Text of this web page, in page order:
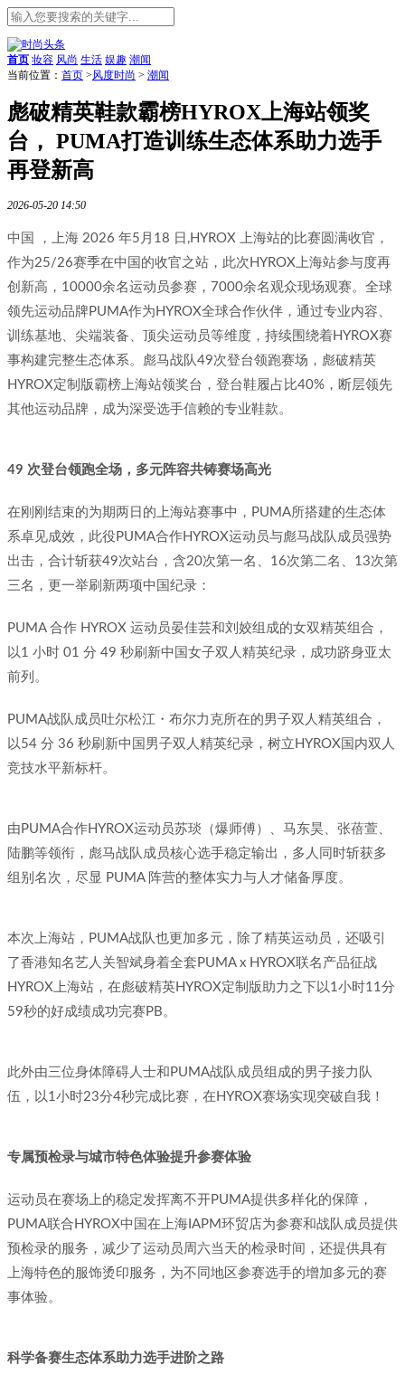
首页 妆容 风尚 生活 娱趣 潮闻
当前位置： 首页 >风度时尚 > 潮闻
彪破精英鞋款霸榜HYROX上海站领奖
台， PUMA打造训练生态体系助力选手
再登新高
2026-05-20 14:50
中国 ，上海 2026 年5月18 日,HYROX 上海站的比赛圆满收官，
作为25/26赛季在中国的收官之站，此次HYROX上海站参与度再
创新高，10000余名运动员参赛，7000余名观众现场观赛。全球
领先运动品牌PUMA作为HYROX全球合作伙伴，通过专业内容、
训练基地、尖端装备、顶尖运动员等维度，持续围绕着HYROX赛
事构建完整生态体系。彪马战队49次登台领跑赛场，彪破精英
HYROX定制版霸榜上海站领奖台，登台鞋履占比40%，断层领先
其他运动品牌，成为深受选手信赖的专业鞋款。
49 次登台领跑全场，多元阵容共铸赛场高光
在刚刚结束的为期两日的上海站赛事中，PUMA所搭建的生态体
系卓见成效，此役PUMA合作HYROX运动员与彪马战队成员强势
出击，合计斩获49次站台，含20次第一名、16次第二名、13次第
三名，更一举刷新两项中国纪录：
PUMA 合作 HYROX 运动员晏佳芸和刘姣组成的女双精英组合，
以1 小时 01 分 49 秒刷新中国女子双人精英纪录，成功跻身亚太
前列。
PUMA战队成员吐尔松江・布尔力克所在的男子双人精英组合，
以54 分 36 秒刷新中国男子双人精英纪录，树立HYROX国内双人
竞技水平新标杆。
由PUMA合作HYROX运动员苏琰（爆师傅）、马东昊、张蓓萱、
陆鹏等领衔，彪马战队成员核心选手稳定输出，多人同时斩获多
组别名次，尽显 PUMA 阵营的整体实力与人才储备厚度。
本次上海站，PUMA战队也更加多元，除了精英运动员，还吸引
了香港知名艺人关智斌身着全套PUMA x HYROX联名产品征战
HYROX上海站，在彪破精英HYROX定制版助力之下以1小时11分
59秒的好成绩成功完赛PB。
此外由三位身体障碍人士和PUMA战队成员组成的男子接力队
伍，以1小时23分4秒完成比赛，在HYROX赛场实现突破自我！
专属预检录与城市特色体验提升参赛体验
运动员在赛场上的稳定发挥离不开PUMA提供多样化的保障，
PUMA联合HYROX中国在上海IAPM环贸店为参赛和战队成员提供
预检录的服务，减少了运动员周六当天的检录时间，还提供具有
上海特色的服饰烫印服务，为不同地区参赛选手的增加多元的赛
事体验。
科学备赛生态体系助力选手进阶之路